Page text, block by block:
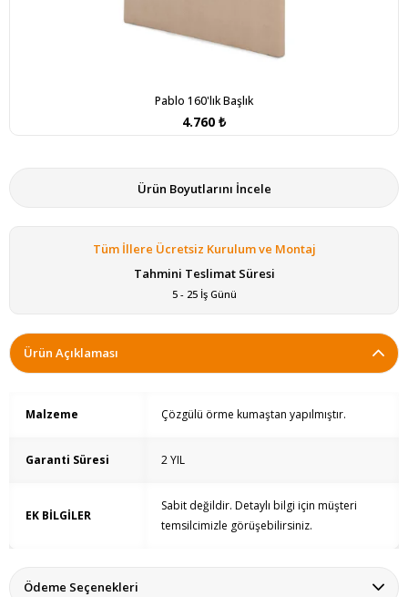
Pablo 160'lık Başlık
4.760 ₺
Ürün Boyutlarını İncele
Tüm İllere Ücretsiz Kurulum ve Montaj
Tahmini Teslimat Süresi
5 - 25 İş Günü
Ürün Açıklaması
Malzeme Çözgülü örme kumaştan yapılmıştır.
Garanti Süresi 2 YIL
EK BİLGİLER
Sabit değildir. Detaylı bilgi için müşteri
temsilcimizle görüşebilirsiniz.
Ödeme Seçenekleri